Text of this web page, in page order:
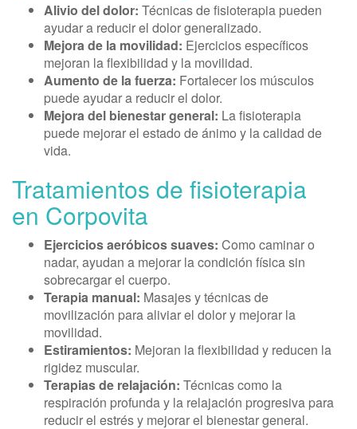
Alivio del dolor: Técnicas de fisioterapia pueden
ayudar a reducir el dolor generalizado.
Mejora de la movilidad: Ejercicios específicos
mejoran la flexibilidad y la movilidad.
Aumento de la fuerza: Fortalecer los músculos
puede ayudar a reducir el dolor.
Mejora del bienestar general: La fisioterapia
puede mejorar el estado de ánimo y la calidad de
vida.
Tratamientos de fisioterapia
en Corpovita
Ejercicios aeróbicos suaves: Como caminar o
nadar, ayudan a mejorar la condición física sin
sobrecargar el cuerpo.
Terapia manual: Masajes y técnicas de
movilización para aliviar el dolor y mejorar la
movilidad.
Estiramientos: Mejoran la flexibilidad y reducen la
rigidez muscular.
Terapias de relajación: Técnicas como la
respiración profunda y la relajación progresiva para
reducir el estrés y mejorar el bienestar general.